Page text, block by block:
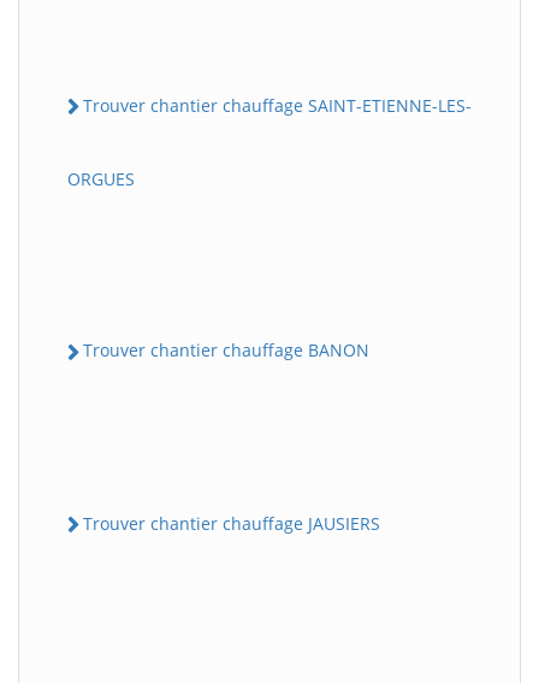
Trouver chantier chauffage SAINT-ETIENNE-LES-
ORGUES
Trouver chantier chauffage BANON
Trouver chantier chauffage JAUSIERS